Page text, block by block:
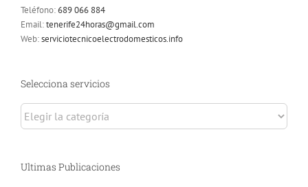
Teléfono:689 066 884
Email:tenerife24horas@gmail.com
Web:serviciotecnicoelectrodomesticos.info
Selecciona servicios
Selecciona
servicios
Ultimas Publicaciones